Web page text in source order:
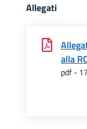
Allegati
alla
pdf -